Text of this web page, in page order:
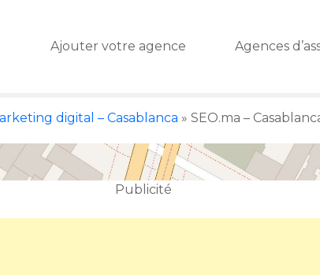
Ajouter votre agence Agences
digital – Casablanca » SEO.ma –
Publicité